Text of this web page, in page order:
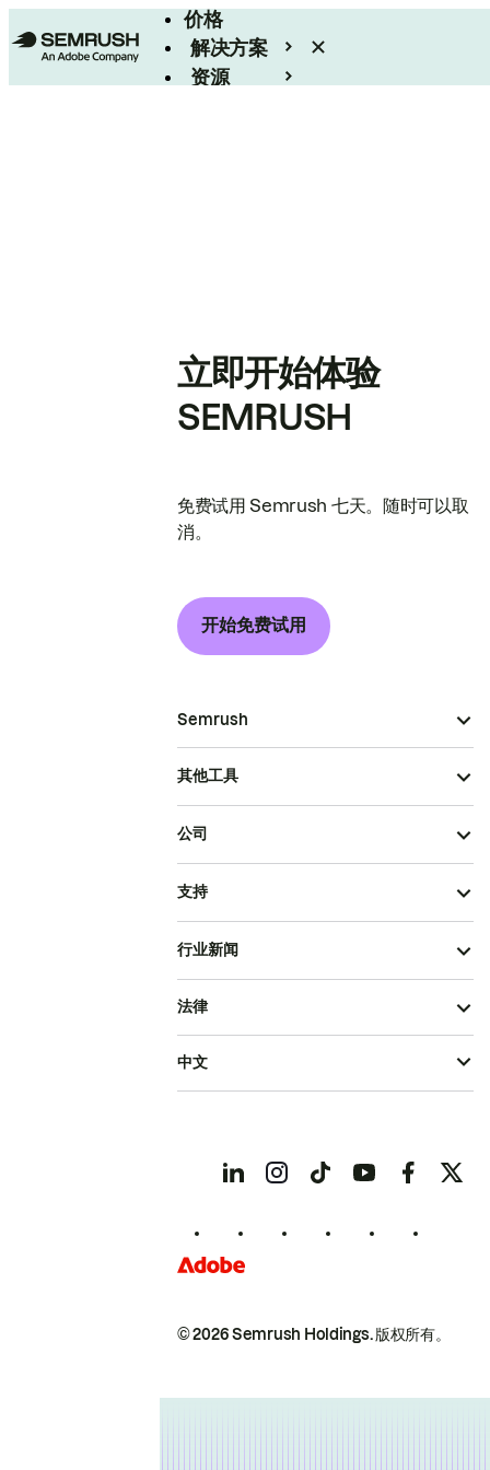
价格
解决方案
资源
立即开始体验
SEMRUSH
免费试用 Semrush 七天。随时可以取
消。
开始免费试用
Semrush
其他工具
公司
支持
行业新闻
© 2026 Semrush Holdings.版权所有。
法律
中文